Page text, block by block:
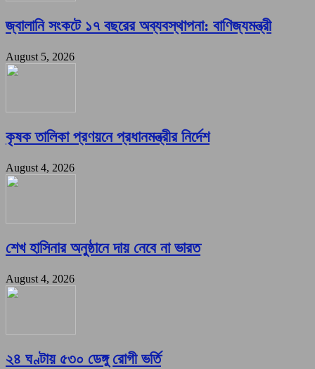
জ্বালানি সংকটে ১৭ বছরের অব্যবস্থাপনা: বাণিজ্যমন্ত্রী
August 5, 2026
কৃষক তালিকা প্রণয়নে প্রধানমন্ত্রীর নির্দেশ
August 4, 2026
শেখ হাসিনার অনুষ্ঠানে দায় নেবে না ভারত
August 4, 2026
২৪ ঘণ্টায় ৫৩০ ডেঙ্গু রোগী ভর্তি